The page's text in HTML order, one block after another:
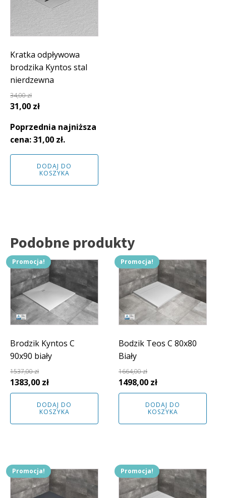
Kratka odpływowa
brodzika Kyntos stal
nierdzewna
34,00zł
Pierwotna
wynosiła:
34,00 zł.
31,00 złAktualna
wynosi:
31,00 zł.
Poprzednia najniższa
cena:31,00 zł.
DODAJ DO
KOSZYKA
Podobne produkty
Promocja!
Brodzik Kyntos C
90x90 biały
1537,00zł
Pierwotna
cena
wynosiła:
1537,00 zł.
1383,00 złAktualna
cena
wynosi:
DODAJ DO
KOSZYKA
Promocja!
Bodzik Teos C 80x80
Biały
1664,00zł
Pierwotna
cena
wynosiła:
1664,00 zł.
1498,00 złAktualna
cena
wynosi:
DODAJ DO
KOSZYKA
Promocja! Promocja!